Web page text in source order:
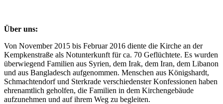
Über uns:
Von November 2015 bis Februar 2016 diente die Kirche an der
Kempkenstraße als Notunterkunft für ca. 70 Geflüchtete. Es wurden
überwiegend Familien aus Syrien, dem Irak, dem Iran, dem Libanon
und aus Bangladesch aufgenommen. Menschen aus Königshardt,
Schmachtendorf und Sterkrade verschiedenster Konfessionen haben
ehrenamtlich geholfen, die Familien in dem Kirchengebäude
aufzunehmen und auf ihrem Weg zu begleiten.